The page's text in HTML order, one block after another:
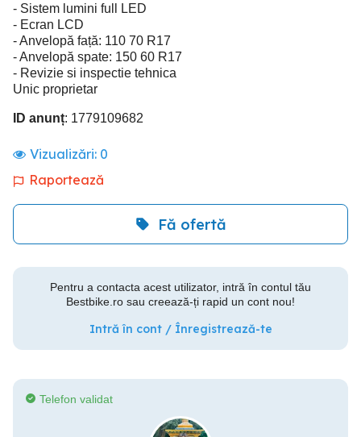
- Sistem lumini full LED
- Ecran LCD
- Anvelopă față: 110 70 R17
- Anvelopă spate: 150 60 R17
- Revizie si inspectie tehnica
Unic proprietar
ID anunț: 1779109682
Vizualizări: 0
Raportează
Fă ofertă
Pentru a contacta acest utilizator, intră în contul tău
Bestbike.ro sau creează-ți rapid un cont nou!
Intră în cont / Înregistrează-te
Telefon validat